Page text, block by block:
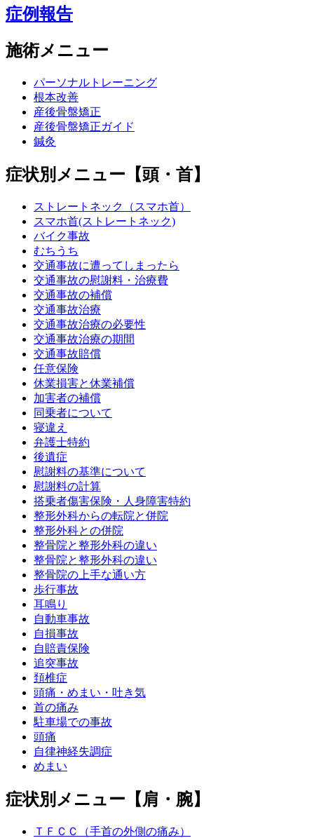
症例報告
施術メニュー
パーソナルトレーニング
根本改善
産後骨盤矯正
産後骨盤矯正ガイド
鍼灸
症状別メニュー【頭・首】
ストレートネック（スマホ首）
スマホ首(ストレートネック)
バイク事故
むちうち
交通事故に遭ってしまったら
交通事故の慰謝料・治療費
交通事故の補償
交通事故治療
交通事故治療の必要性
交通事故治療の期間
交通事故賠償
任意保険
休業損害と休業補償
加害者の補償
同乗者について
寝違え
弁護士特約
後遺症
慰謝料の基準について
慰謝料の計算
搭乗者傷害保険・人身障害特約
整形外科からの転院と併院
整形外科との併院
整骨院と整形外科の違い
整骨院と整形外科の違い
整骨院の上手な通い方
歩行事故
耳鳴り
自動車事故
自損事故
自賠責保険
追突事故
頚椎症
頭痛・めまい・吐き気
首の痛み
駐車場での事故
頭痛
自律神経失調症
めまい
症状別メニュー【肩・腕】
ＴＦＣＣ（手首の外側の痛み）